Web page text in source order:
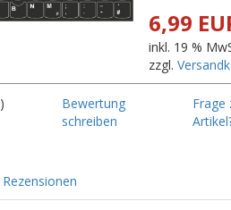
6,99
inkl. 19 %
zzgl.
)
Bewertung
schreiben
Frage
Rezensionen